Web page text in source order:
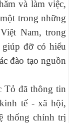
và làm việc,
trong những
Nam, trong
đỡ có hiểu
đào tạo nguồn
Tỏ đã thông tin
tế - xã hội,
thống chính trị